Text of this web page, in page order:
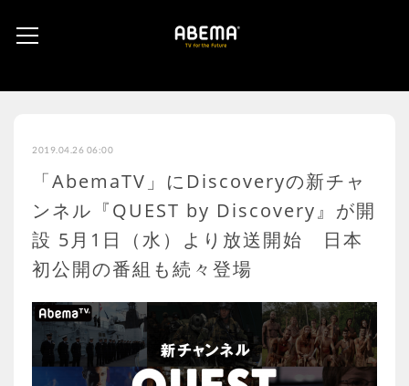
2019.04.26 06:00
「AbemaTV」にDiscoveryの新チャ
ンネル『QUEST by Discovery』が開
設 5月1日（水）より放送開始 日本
初公開の番組も続々登場